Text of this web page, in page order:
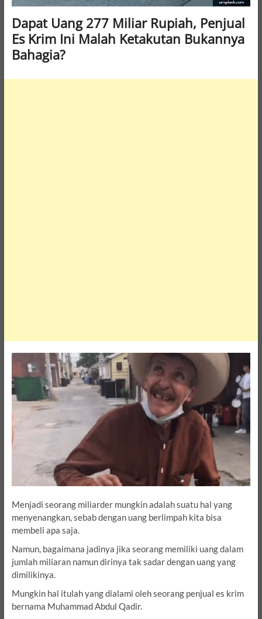
Dapat Uang 277 Miliar Rupiah, Penjual
Es Krim Ini Malah Ketakutan Bukannya
Bahagia?
Menjadi seorang miliarder mungkin adalah suatu hal yang
menyenangkan, sebab dengan uang berlimpah kita bisa
membeli apa saja.
Namun, bagaimana jadinya jika seorang memiliki uang dalam
jumlah miliaran namun dirinya tak sadar dengan uang yang
dimilikinya.
Mungkin hal itulah yang dialami oleh seorang penjual es krim
bernama Muhammad Abdul Qadir.